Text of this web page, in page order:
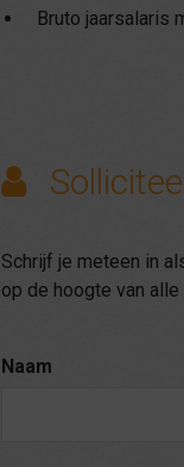
Bruto jaarsalaris
Schrijf je meteen in
op de hoogte van
Naam